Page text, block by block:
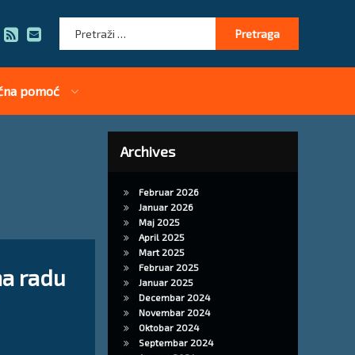
RSSE-mail
Pretraga:
pomoć
radu
zaštite na radu za laboratoriju
Archives
Februar 2026
Januar 2026
Maj 2025
April 2025
Mart 2025
Februar 2025
Januar 2025
Decembar 2024
Novembar 2024
Oktobar 2024
Septembar 2024